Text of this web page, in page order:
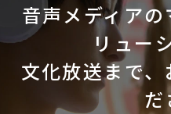
音声メディア
リュー
文化放送まで
だ